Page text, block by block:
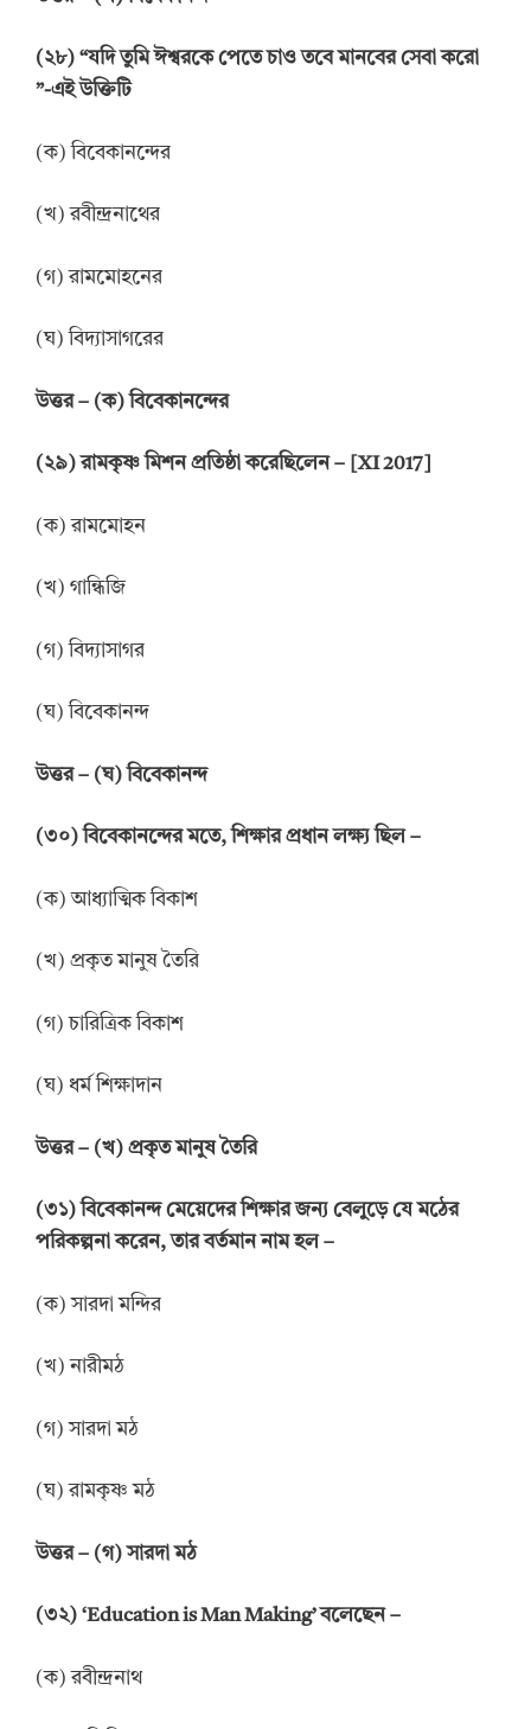
(২৮) “যদি তুমি ঈশ্বরকে পেতে চাও তবে মানবের সেবা করো
”-এই উক্তিটি
(ক) বিবেকানন্দের
(খ) রবীন্দ্রনাথের
(গ) রামমোহনের
(ঘ) বিদ্যাসাগরের
উত্তর– (ক) বিবেকানন্দের
(২৯)রামকৃষ্ণ মিশন প্রতিষ্ঠা করেছিলেন– [XI 2017]
(ক) রামমোহন
(খ) গান্ধিজি
(গ) বিদ্যাসাগর
(ঘ) বিবেকানন্দ
উত্তর– (ঘ)বিবেকানন্দ
(৩০)বিবেকানন্দের মতে, শিক্ষার প্রধান লক্ষ্য ছিল–
(ক) আধ্যাত্মিক বিকাশ
(খ) প্রকৃত মানুষ তৈরি
(গ) চারিত্রিক বিকাশ
(ঘ) ধর্ম শিক্ষাদান
উত্তর– (খ) প্রকৃত মানুষ তৈরি
(৩১)বিবেকানন্দ মেয়েদের শিক্ষার জন্য বেলুড়ে যে মঠের
পরিকল্পনা করেন, তার বর্তমান নাম হল–
(ক) সারদা মন্দির
(খ) নারীমঠ
(গ) সারদা মঠ
(ঘ) রামকৃষ্ণ মঠ
উত্তর– (গ) সারদা মঠ
(৩২) ‘Education is Man Making’বলেছেন–
(ক) রবীন্দ্রনাথ